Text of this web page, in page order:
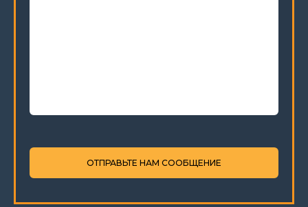
ОТПРАВЬТЕ НАМ СООБЩЕНИЕ